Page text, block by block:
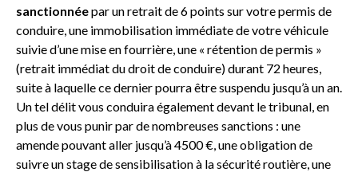
sanctionnéepar un retrait de 6 points sur votre permis de
conduire, une immobilisation immédiate de votre véhicule
suivie d’une mise en fourrière, une « rétention de permis »
(retrait immédiat du droit de conduire) durant 72 heures,
suite à laquelle ce dernier pourra être suspendu jusqu’à un an.
Un tel délit vous conduira également devant le tribunal, en
plus de vous punir par de nombreuses sanctions : une
amende pouvant aller jusqu’à 4500 €, une obligation de
suivre un stage de sensibilisation à la sécurité routière, une